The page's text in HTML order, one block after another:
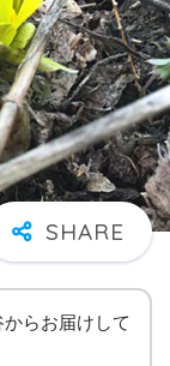
らお届けして